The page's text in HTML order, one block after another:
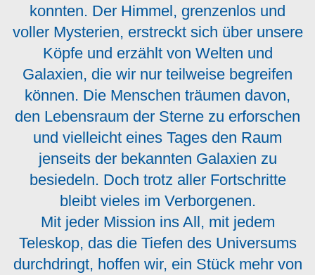
konnten. Der Himmel, grenzenlos und
voller Mysterien, erstreckt sich über unsere
Köpfe und erzählt von Welten und
Galaxien, die wir nur teilweise begreifen
können. Die Menschen träumen davon,
den Lebensraum der Sterne zu erforschen
und vielleicht eines Tages den Raum
jenseits der bekannten Galaxien zu
besiedeln. Doch trotz aller Fortschritte
bleibt vieles im Verborgenen.
Mit jeder Mission ins All, mit jedem
Teleskop, das die Tiefen des Universums
durchdringt, hoffen wir, ein Stück mehr von